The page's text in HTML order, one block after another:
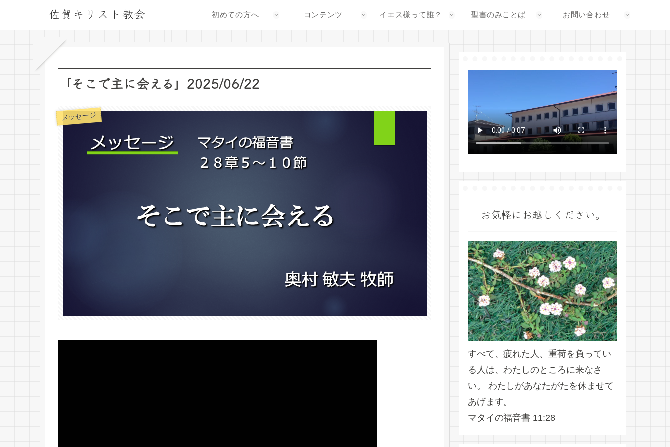
佐賀キリスト教会 初めての方へ コンテンツ イエス様って誰？ 聖書のみことば お問い合わせ
「そこで主に会える」2025/06/22
メッセージ
お気軽にお越しください。
すべて、疲れた人、重荷を負ってい
る人は、わたしのところに来なさ
い。 わたしがあなたがたを休ませて
あげます。
マタイの福音書 11:28